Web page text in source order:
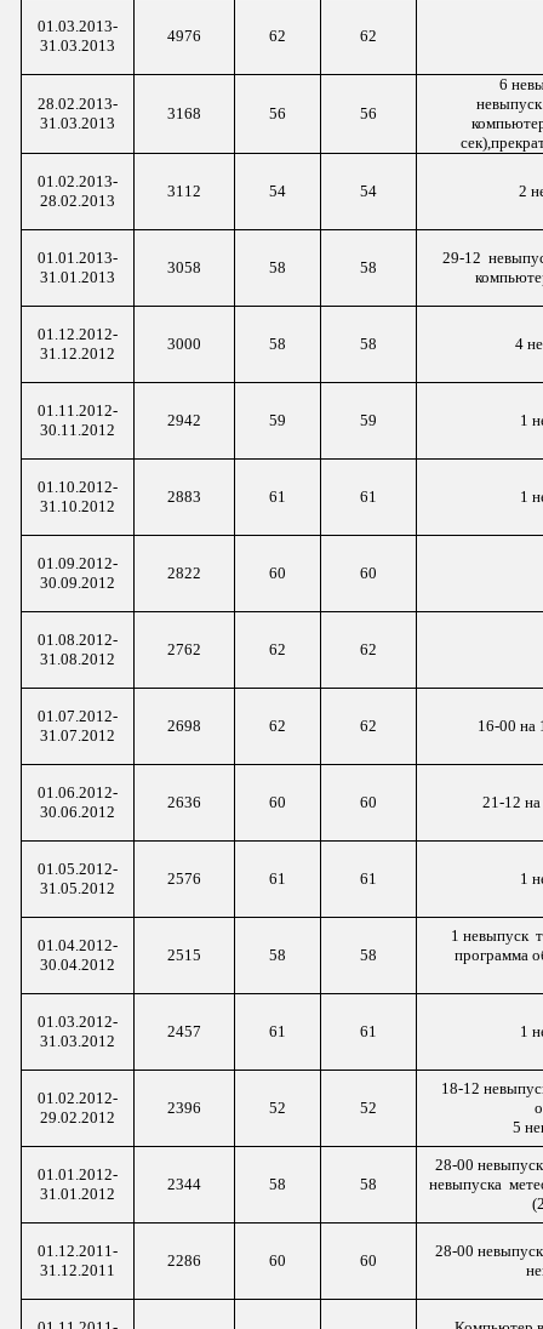
01.03.2013-
31.03.2013
4976 62 62
28.02.2013-
31.03.2013
3168 56 56
6
сек
01.02.2013-
28.02.2013
3112 54 54 2
01.01.2013-
31.01.2013
3058 58 58
29-12
01.12.2012-
31.12.2012
3000 58 58 4
01.11.2012-
30.11.2012
2942 59 59 1
01.10.2012-
31.10.2012
2883 61 61 1
01.09.2012-
30.09.2012
2822 60 60
01.08.2012-
31.08.2012
2762 62 62
01.07.2012-
31.07.2012
2698 62 62 16-00 на
01.06.2012-
30.06.2012
2636 60 60 21-12
01.05.2012-
31.05.2012
2576 61 61 1
01.04.2012-
30.04.2012
2515 58 58
1 невыпуск
программа
01.03.2012-
31.03.2012
2457 61 61 1
01.02.2012-
29.02.2012
2396 52 52
18-12
5
01.01.2012-
31.01.2012
2344 58 58
28-00
невыпуска
01.12.2011-
31.12.2011
2286 60 60
28-00